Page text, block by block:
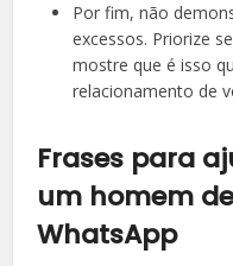
Por fim, não
excessos. Priorize
mostre que é isso
relacionamento de
Frases para
um homem
WhatsApp